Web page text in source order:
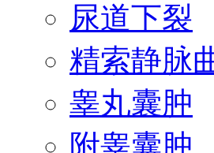
尿道下裂
精索静脉
睾丸囊肿
附睾囊肿